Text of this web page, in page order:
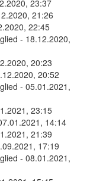
23:37
21:26
22:45
- 18.12.2020,
20:23
20:52
- 05.01.2021,
23:15
14:14
21:39
17:19
- 08.01.2021,